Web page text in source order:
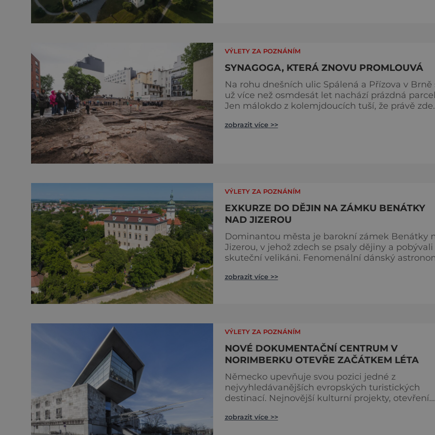
VÝLETY ZA POZNÁNÍM
SYNAGOGA, KTERÁ ZNOVU PROMLOUVÁ
Na rohu dnešních ulic Spálená a Přízova v Brně
už více než osmdesát let nachází prázdná
Jen málokdo z kolemjdoucích tuší, že právě zde
– monumentální stavba, která byla po desetiletí
zobrazit více >>
VÝLETY ZA POZNÁNÍM
EXKURZE DO DĚJIN NA ZÁMKU BENÁTKY
NAD JIZEROU
Dominantou města je barokní zámek Benátky
Jizerou, v jehož zdech se psaly dějiny a pobývali
skuteční velikáni. Fenomenální dánský
měření a za zavřenými dveřmi laboratoří hledal
zobrazit více >>
VÝLETY ZA POZNÁNÍM
NOVÉ DOKUMENTAČNÍ CENTRUM V
NORIMBERKU OTEVŘE ZAČÁTKEM LÉTA
Německo upevňuje svou pozici jedné z
nejvyhledávanějších evropských turistických
destinací. Nejnovější kulturní projekty, otevření
historických památek přitahují návštěvníky z
zobrazit více >>